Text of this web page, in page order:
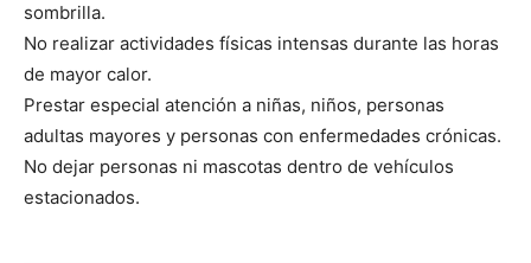
sombrilla.
No realizar actividades físicas intensas durante las horas
de mayor calor.
Prestar especial atención a niñas, niños, personas
adultas mayores y personas con enfermedades crónicas.
No dejar personas ni mascotas dentro de vehículos
estacionados.